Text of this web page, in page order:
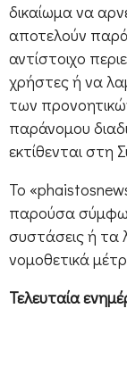
δικαίωμα να
αποτελούν
αντίστοιχο
χρήστες ή να
των
παράνομου
εκτίθενται στη
Το
παρούσα
συστάσεις ή τα
νομοθετικά
Τελευταία